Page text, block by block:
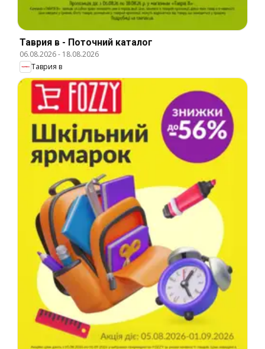
Таврия в - Поточний каталог
06.08.2026- 18.08.2026
Таврия в